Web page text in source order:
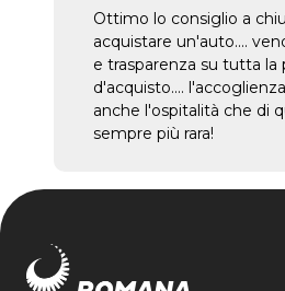
Ottimo lo consiglio a
acquistare un'auto....
e trasparenza su tutta la
d'acquisto....
anche l'ospitalità che di
sempre più rara!